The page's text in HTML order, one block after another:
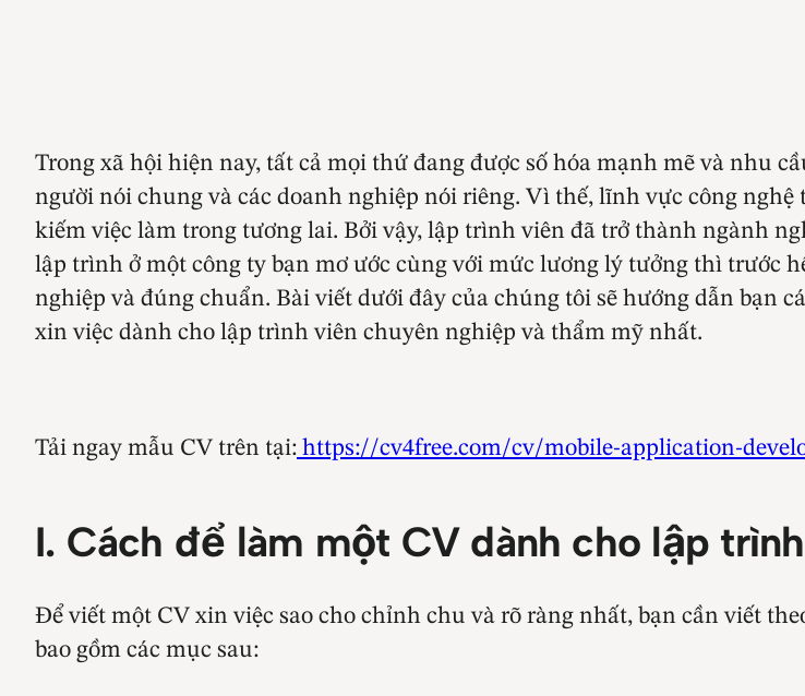
Trong xã hội hiện nay, tất cả mọi thứ đang được số hóa mạnh mẽ và nhu
người nói chung và các doanh nghiệp nói riêng. Vì thế, lĩnh vực công
kiếm việc làm trong tương lai. Bởi vậy, lập trình viên đã trở thành ngành
lập trình ở một công ty bạn mơ ước cùng với mức lương lý tưởng thì trước
nghiệp và đúng chuẩn. Bài viết dưới đây của chúng tôi sẽ hướng dẫn bạn
xin việc dành cho lập trình viên chuyên nghiệp và thẩm mỹ nhất.
Tải ngay mẫu CV trên tại: https://cv4free.com/cv/mobile-application-
I. Cách để làm một CV dành cho lập
Để viết một CV xin việc sao cho chỉnh chu và rõ ràng nhất, bạn cần viết
bao gồm các mục sau: